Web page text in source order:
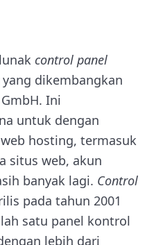
control panel
dikembangkan
Ini
untuk dengan
hosting, termasuk
situs web, akun
banyak lagi. Control
pada tahun 2001
satu panel kontrol
lebih dari